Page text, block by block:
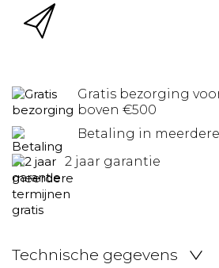
Gratis bezorging
boven €500
Betaling in
2 jaar garantie
Technische gegevens